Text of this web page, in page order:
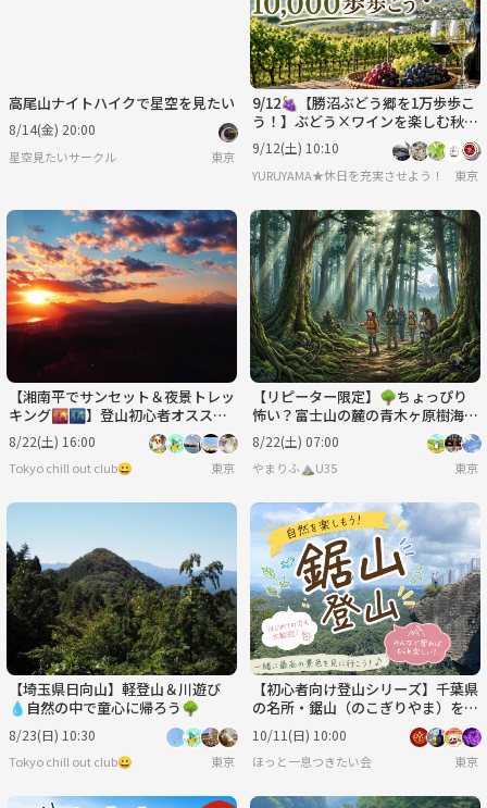
高尾山ナイトハイクで星空を見たい
8/14(金) 20:00
星空見たいサークル 東京
9/12🍇【勝沼ぶどう郷を1万歩歩こ
う！】ぶどう×ワインを楽しむ秋の
日帰り旅🍷
9/12(土) 10:10
YURUYAMA★休日を充実させよう！（グル
東京
【湘南平でサンセット＆夜景トレッ
キング🌇🌃】登山初心者オススメ
🔰主催イチオシ✨️
8/22(土) 16:00
Tokyo chill out club😀 東京
【リピーター限定】🌳ちょっぴり
怖い？富士山の麓の青木ヶ原樹海・
鳴沢氷穴の探検に出かけよう！🧊
8/22(土) 07:00
やまりふ⛰️U35 東京
【埼玉県日向山】軽登山＆川遊び
💧自然の中で童心に帰ろう🌳
8/23(日) 10:30
Tokyo chill out club😀 東京
【初心者向け登山シリーズ】千葉県
の名所・鋸山（のこぎりやま）を登
ろう♪
10/11(日) 10:00
ほっと一息つきたい会 東京